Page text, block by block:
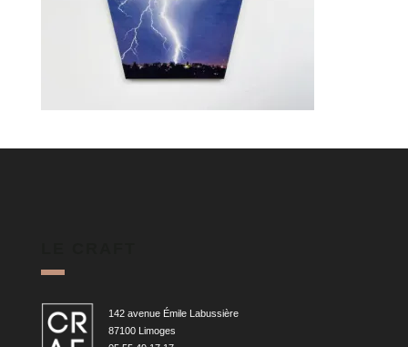
142 avenue Émile Labussière
87100 Limoges